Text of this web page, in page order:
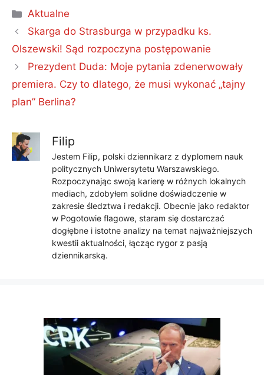
Kategorie
Aktualne
Skarga do Strasburga w przypadku ks.
Olszewski! Sąd rozpoczyna postępowanie
Prezydent Duda: Moje pytania zdenerwowały
premiera. Czy to dlatego, że musi wykonać „tajny
plan” Berlina?
Filip
Jestem Filip, polski dziennikarz z dyplomem nauk
politycznych Uniwersytetu Warszawskiego.
Rozpoczynając swoją karierę w różnych lokalnych
mediach, zdobyłem solidne doświadczenie w
zakresie śledztwa i redakcji. Obecnie jako redaktor
w Pogotowie flagowe, staram się dostarczać
dogłębne i istotne analizy na temat najważniejszych
kwestii aktualności, łącząc rygor z pasją
dziennikarską.